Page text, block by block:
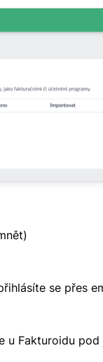
se přes
u Fakturoidu